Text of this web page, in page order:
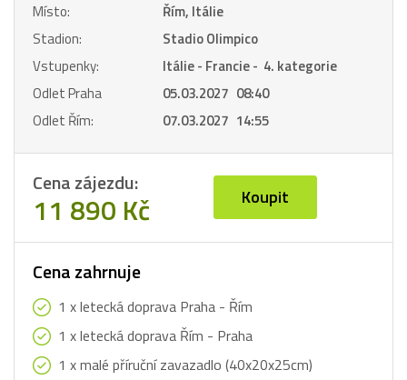
Místo:
Řím, Itálie
Stadion:
Stadio Olimpico
Vstupenky:
Itálie - Francie - 4. kategorie
Odlet Praha
05.03.2027 08:40
Odlet Řím:
07.03.2027 14:55
Cena zájezdu:
11 890 Kč Koupit
Cena zahrnuje
1 x letecká doprava Praha - Řím
1 x letecká doprava Řím - Praha
1 x malé příruční zavazadlo (40x20x25cm)